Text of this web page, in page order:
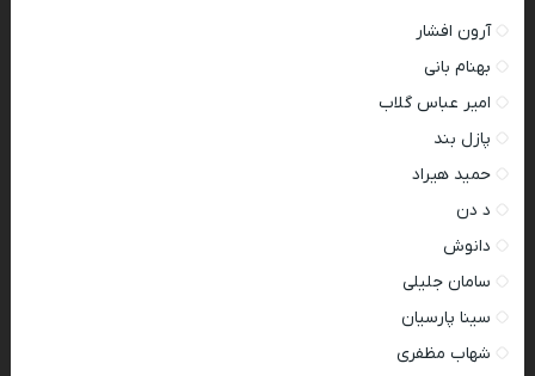
آرون افشار
بهنام بانی
امیر عباس گلاب
پازل بند
حمید هیراد
د دن
دانوش
سامان جلیلی
سینا پارسیان
شهاب مظفری